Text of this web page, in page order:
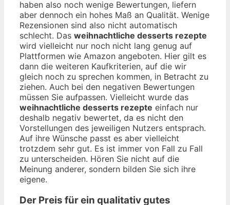
haben also noch wenige Bewertungen, liefern
aber dennoch ein hohes Maß an Qualität. Wenige
Rezensionen sind also nicht automatisch
schlecht. Das weihnachtliche desserts rezepte
wird vielleicht nur noch nicht lang genug auf
Plattformen wie Amazon angeboten. Hier gilt es
dann die weiteren Kaufkriterien, auf die wir
gleich noch zu sprechen kommen, in Betracht zu
ziehen. Auch bei den negativen Bewertungen
müssen Sie aufpassen. Vielleicht wurde das
weihnachtliche desserts rezepte einfach nur
deshalb negativ bewertet, da es nicht den
Vorstellungen des jeweiligen Nutzers entsprach.
Auf ihre Wünsche passt es aber vielleicht
trotzdem sehr gut. Es ist immer von Fall zu Fall
zu unterscheiden. Hören Sie nicht auf die
Meinung anderer, sondern bilden Sie sich ihre
eigene.
Der Preis für ein qualitativ gutes